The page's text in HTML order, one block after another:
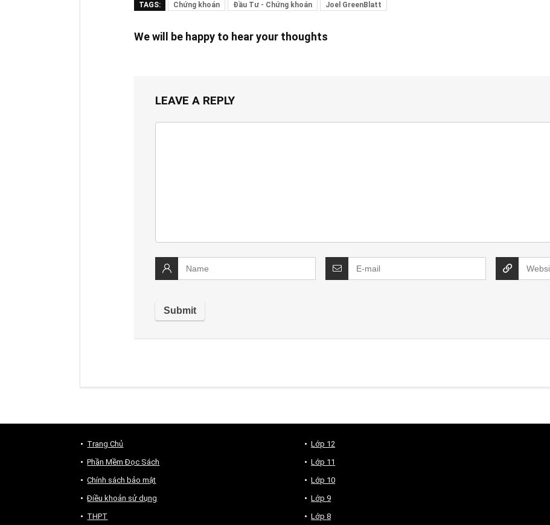
TAGS: Chứng khoán Đầu Tư - Chứng khoán Joel GreenBlatt
We will be happy to hear your thoughts
LEAVE A REPLY
Trang Chủ
Phần Mềm Đọc Sách
Chính sách bảo mật
Điều khoản sử dụng
THPT
Lớp 12
Lớp 11
Lớp 10
Lớp 9
Lớp 8